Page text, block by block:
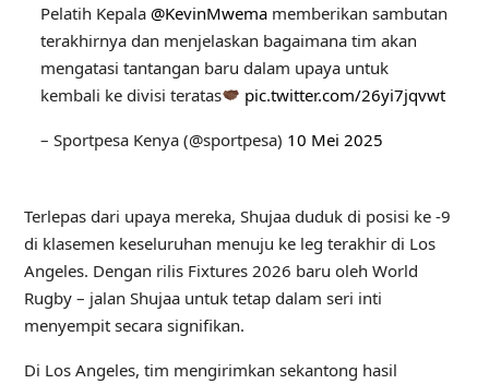
Pelatih Kepala @KevinMwemamemberikan sambutan
terakhirnya dan menjelaskan bagaimana tim akan
mengatasi tantangan baru dalam upaya untuk
kembali ke divisi teratas
pic.twitter.com/26yi7jqvwt
– Sportpesa Kenya (@sportpesa) 10 Mei 2025
Terlepas dari upaya mereka, Shujaa duduk di posisi ke -9
di klasemen keseluruhan menuju ke leg terakhir di Los
Angeles. Dengan rilis Fixtures 2026 baru oleh World
Rugby – jalan Shujaa untuk tetap dalam seri inti
menyempit secara signifikan.
Di Los Angeles, tim mengirimkan sekantong hasil